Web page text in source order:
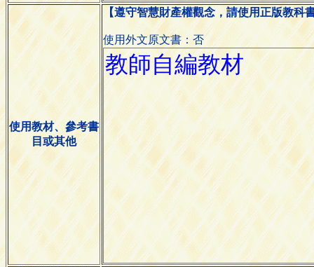
使用教材、參考書
目或其他
【遵守智慧財產權觀念，請使用正版教科
使用外文原文書：否